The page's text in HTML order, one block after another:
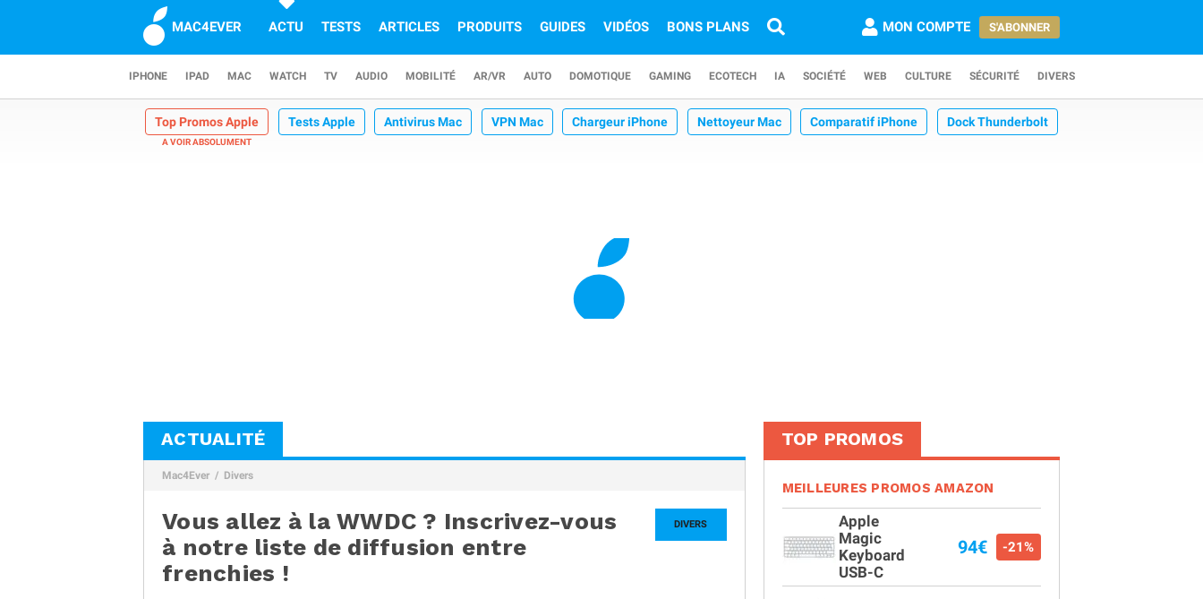
MAC4EVER ACTU TESTS ARTICLES PRODUITS GUIDES VIDÉOS BONS PLANS MON COMPTE S'ABONNER
IPHONE IPAD MAC WATCH TV AUDIO MOBILITÉ AR/VR AUTO DOMOTIQUE GAMING ECOTECH IA SOCIÉTÉ WEB CULTURE SÉCURITÉ DIVERS
Top Promos Apple Tests Apple Antivirus Mac VPN Mac Chargeur iPhone Nettoyeur Mac Comparatif iPhone Dock Thunderbolt
ACTUALITÉ
Mac4Ever Divers
DIVERS
Vous allez à la WWDC ? Inscrivez-vous
à notre liste de diffusion entre
frenchies !
TOP PROMOS
MEILLEURES PROMOS AMAZON
Apple
Magic
Keyboard
USB-C
94€ -21%